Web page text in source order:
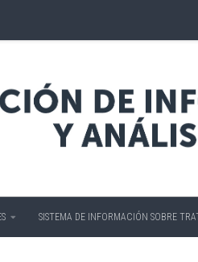
SISTEMA DE INFORMACIÓN SOBRE